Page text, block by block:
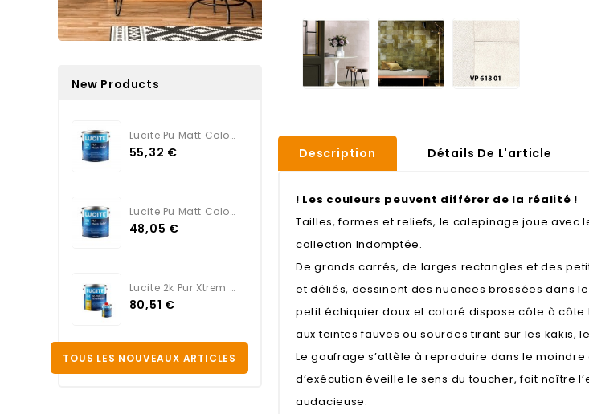
New Products
Lucite Pu Matt Color TEINTE
55,32 €
Lucite Pu Matt Color BLANC
48,05 €
Lucite 2k Pur Xtrem Satin...
80,51 €
TOUS LES NOUVEAUX ARTICLES
Description Détails De L'article
! Les couleurs peuvent différer de la réalité !
Tailles, formes et reliefs, le calepinage joue avec
collection Indomptée.
De grands carrés, de larges rectangles et des
et déliés, dessinent des nuances brossées dans
petit échiquier doux et coloré dispose côte à
aux teintes fauves ou sourdes tirant sur les kakis,
Le gaufrage s’attèle à reproduire dans le
d’exécution éveille le sens du toucher, fait naître
audacieuse.